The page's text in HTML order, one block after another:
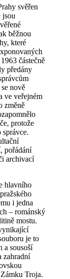
svěřen
jsou
běžnou
které
částečně
předány
nově
ve veřejném
změně
protože
správce.
pořádání
archivací
hlavního
i jedna
– románský
mostu.
je to
a sousoší
zahradní
Troja.